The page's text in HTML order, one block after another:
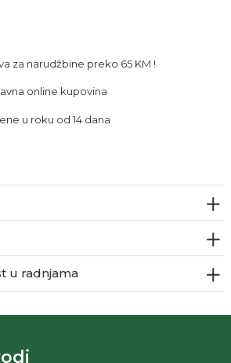
za narudžbine preko 65 KM !
online kupovina
u roku od 14 dana
u radnjama